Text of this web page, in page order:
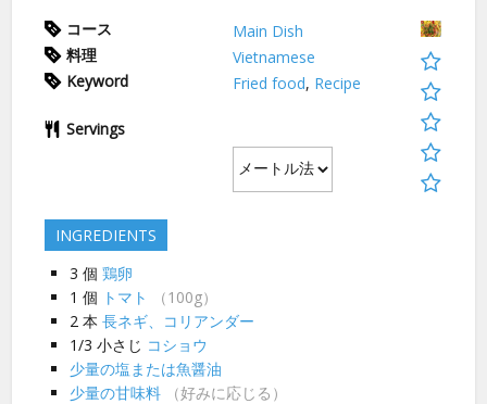
コース
Main Dish
料理
Vietnamese
Keyword
Fried food, Recipe
Servings
INGREDIENTS
3 個 鶏卵
1 個 トマト
（100g）
2 本 長ネギ、コリアンダー
1/3 小さじ コショウ
少量の塩または魚醤油
少量の甘味料
（好みに応じる）